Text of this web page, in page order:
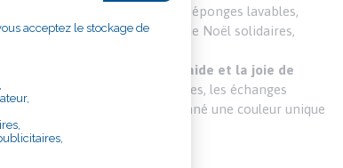
idées. Ces objets - coussins, éponges lavables,
leur place sur les marchés de Noël solidaires,
des bénévoles.
c’est surtout
l’esprit d’entraide et la joie de
marqué les esprits.
Les rires, les échanges
bienveillants : tout cela a donné une couleur unique